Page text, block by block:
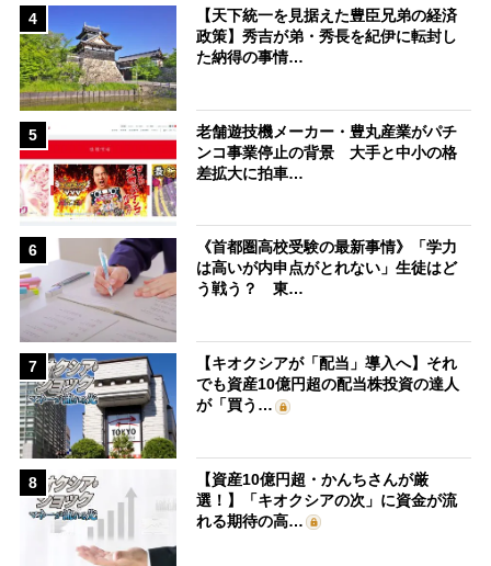
4
【天下統一を見据えた豊臣兄弟の経済
政策】秀吉が弟・秀長を紀伊に転封し
た納得の事情…
5
老舗遊技機メーカー・豊丸産業がパチ
ンコ事業停止の背景 大手と中小の格
差拡大に拍車…
6
《首都圏高校受験の最新事情》「学力
は高いが内申点がとれない」生徒はど
う戦う？ 東…
7
【キオクシアが「配当」導入へ】それ
でも資産10億円超の配当株投資の達人
が「買う…
8
【資産10億円超・かんちさんが厳
選！】「キオクシアの次」に資金が流
れる期待の高…